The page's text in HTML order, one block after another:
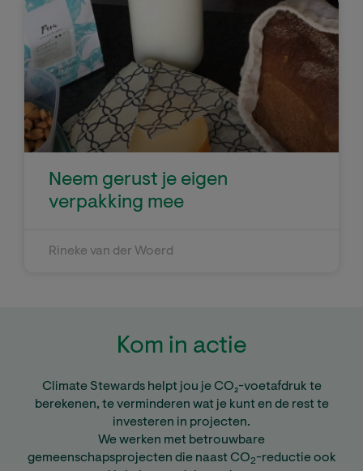
Neem gerust je eigen
verpakking mee
Rineke van der Woerd
Kom in actie
Climate Stewards helpt jou je CO₂-voetafdruk te
berekenen, te verminderen wat je kunt en de rest te
investeren in projecten.
We werken met betrouwbare
gemeenschapsprojecten die naast CO2-reductie ook